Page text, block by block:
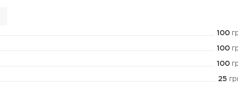
100
100
100
25